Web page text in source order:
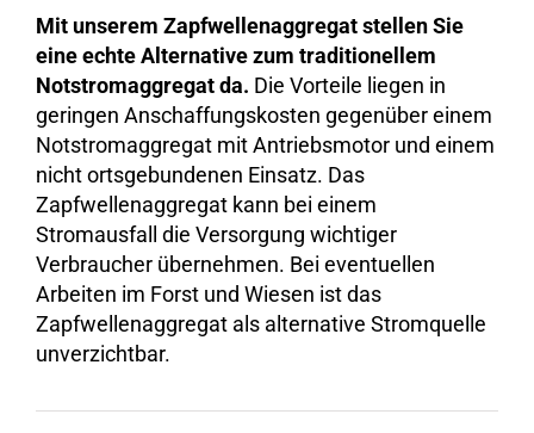
Mit unserem Zapfwellenaggregat stellen Sie
eine echte Alternative zum traditionellem
Notstromaggregat da. Die Vorteile liegen in
geringen Anschaffungskosten gegenüber einem
Notstromaggregat mit Antriebsmotor und einem
nicht ortsgebundenen Einsatz. Das
Zapfwellenaggregat kann bei einem
Stromausfall die Versorgung wichtiger
Verbraucher übernehmen. Bei eventuellen
Arbeiten im Forst und Wiesen ist das
Zapfwellenaggregat als alternative Stromquelle
unverzichtbar.